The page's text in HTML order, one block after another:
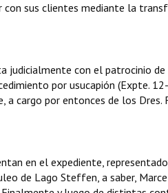
sus clientes mediante la
judicialmente con el patrocinio
por usucapión (Expte.
cargo por entonces de los Dres.
en el expediente,
de Lago Steffen, a saber,